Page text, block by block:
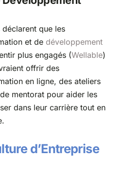
que les
et de développement
plus engagés​ (Wellable)​
offrir des
en ligne, des ateliers
mentorat pour aider les
dans leur carrière tout en
d’Entreprise